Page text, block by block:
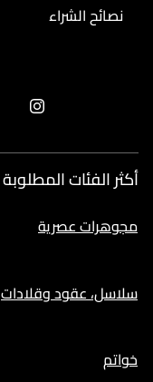
نصائح الشراء
أكثر الفئات المطلوبة
مجوهرات عصرية
سلاسل، عقود وقلادات
خواتم